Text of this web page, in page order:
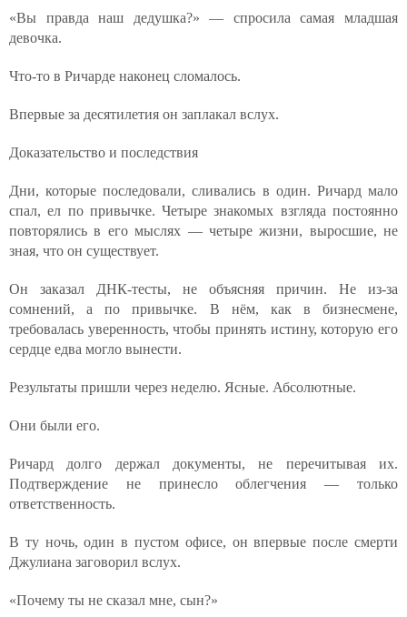
«Вы правда наш дедушка?» — спросила самая младшая
девочка.
Что-то в Ричарде наконец сломалось.
Впервые за десятилетия он заплакал вслух.
Доказательство и последствия
Дни, которые последовали, сливались в один. Ричард мало
спал, ел по привычке. Четыре знакомых взгляда постоянно
повторялись в его мыслях — четыре жизни, выросшие, не
зная, что он существует.
Он заказал ДНК-тесты, не объясняя причин. Не из-за
сомнений, а по привычке. В нём, как в бизнесмене,
требовалась уверенность, чтобы принять истину, которую его
сердце едва могло вынести.
Результаты пришли через неделю. Ясные. Абсолютные.
Они были его.
Ричард долго держал документы, не перечитывая их.
Подтверждение не принесло облегчения — только
ответственность.
В ту ночь, один в пустом офисе, он впервые после смерти
Джулиана заговорил вслух.
«Почему ты не сказал мне, сын?»